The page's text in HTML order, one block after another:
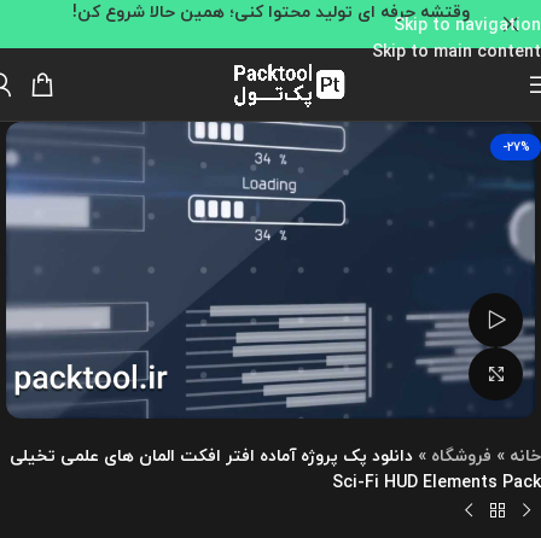
Skip to navigation
Skip to main content
وقتشه حرفه ای تولید محتوا کنی؛ همین حالا شروع کن!
-27%
تماشای ویدئو
بزرگنمایی تصویر
خانه » فروشگاه » دانلود پک پروژه آماده افتر افکت المان های علمی تخیلی
Sci-Fi HUD Elements Pack